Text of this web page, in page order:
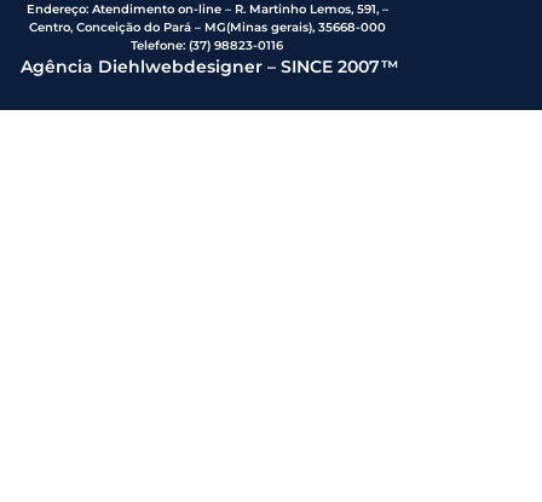
Endereço: Atendimento on-line – R. Martinho Lemos, 591, –
Centro, Conceição do Pará – MG(Minas gerais), 35668-000
Telefone:(37) 98823-0116
Agência Diehlwebdesigner – SINCE 2007™